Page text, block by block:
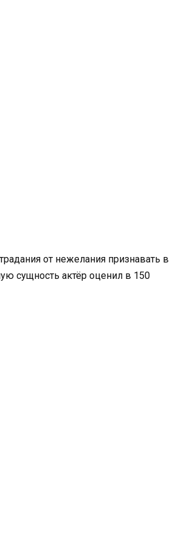
от нежелания признавать в
сущность актёр оценил в 150